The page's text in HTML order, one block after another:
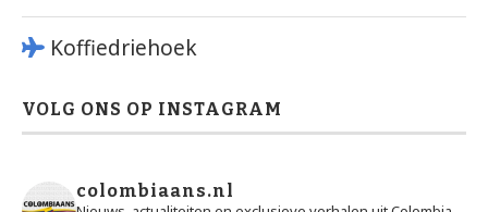
Koffiedriehoek
VOLG ONS OP INSTAGRAM
colombiaans.nl